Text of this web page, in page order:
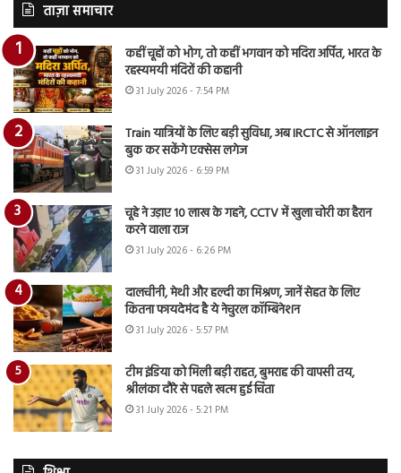
ताज़ा समाचार
कहीं चूहों को भोग, तो कहीं भगवान को मदिरा अर्पित, भारत के
रहस्यमयी मंदिरों की कहानी
31 July 2026 - 7:54 PM
Train यात्रियों के लिए बड़ी सुविधा, अब IRCTC से ऑनलाइन
बुक कर सकेंगे एक्सेस लगेज
31 July 2026 - 6:59 PM
चूहे ने उड़ाए 10 लाख के गहने, CCTV में खुला चोरी का हैरान
करने वाला राज
31 July 2026 - 6:26 PM
दालचीनी, मेथी और हल्दी का मिश्रण, जानें सेहत के लिए
कितना फायदेमंद है ये नेचुरल कॉम्बिनेशन
31 July 2026 - 5:57 PM
टीम इंडिया को मिली बड़ी राहत, बुमराह की वापसी तय,
श्रीलंका दौरे से पहले खत्म हुई चिंता
31 July 2026 - 5:21 PM